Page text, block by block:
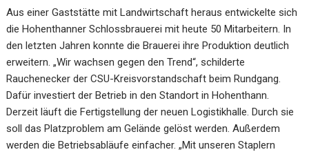
Aus einer Gaststätte mit Landwirtschaft heraus entwickelte sich
die Hohenthanner Schlossbrauerei mit heute 50 Mitarbeitern. In
den letzten Jahren konnte die Brauerei ihre Produktion deutlich
erweitern. „Wir wachsen gegen den Trend“, schilderte
Rauchenecker der CSU-Kreisvorstandschaft beim Rundgang.
Dafür investiert der Betrieb in den Standort in Hohenthann.
Derzeit läuft die Fertigstellung der neuen Logistikhalle. Durch sie
soll das Platzproblem am Gelände gelöst werden. Außerdem
werden die Betriebsabläufe einfacher. „Mit unseren Staplern